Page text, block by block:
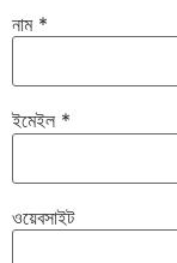
নাম *
ইমেইল *
ওয়েবসাইট